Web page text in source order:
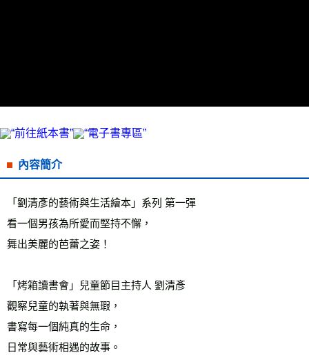
內容簡介
「劉清彥的藝術與生活繪本」系列 第一彈
看一個男孩為所愛而堅持不懈，
舞出美麗的芭蕾之姿！
「烤箱讀書會」兒童節目主持人 劉清彥
觀察兒童的執著與無瑕，
書寫每一個純真的生命，
日常與藝術相遇的故事。